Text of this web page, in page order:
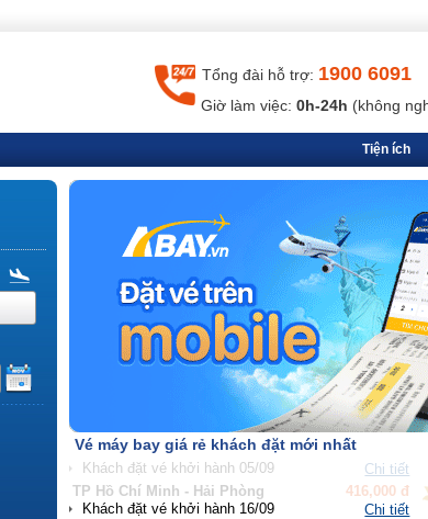
Tổng đài hỗ trợ: 1900 6091
Giờ làm việc: 0h-24h (không
Tiện ích
Vé máy bay giá rẻ khách đặt mới nhất
TP Hồ Chí Minh - Nha Trang 90,000 đ
Chi tiết
Chi tiết